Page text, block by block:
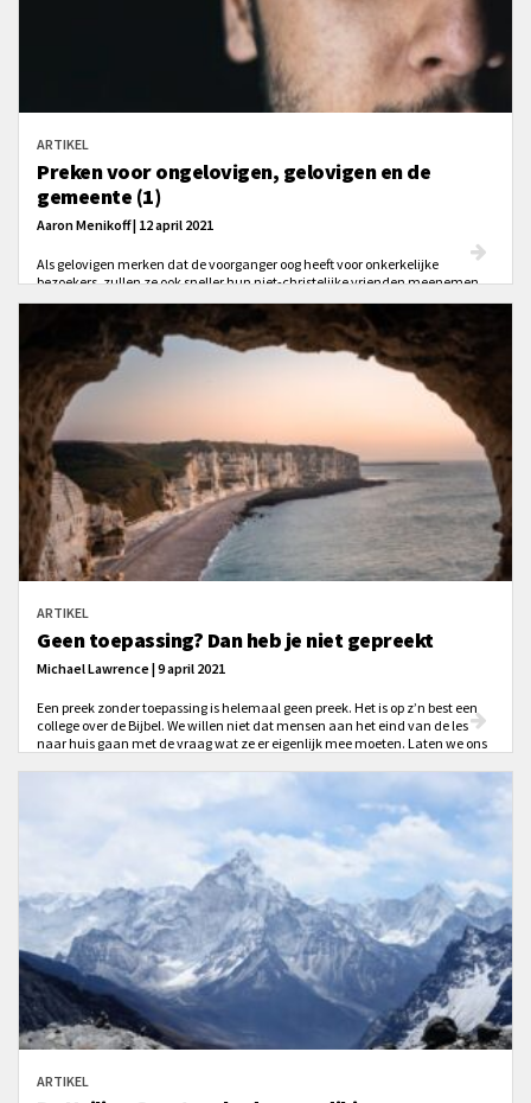
ARTIKEL
Preken voor ongelovigen, gelovigen en de
gemeente (1)
Aaron Menikoff | 12 april 2021
Als gelovigen merken dat de voorganger oog heeft voor onkerkelijke
bezoekers, zullen ze ook sneller hun niet-christelijke vrienden meenemen
ARTIKEL
Geen toepassing? Dan heb je niet gepreekt
Michael Lawrence | 9 april 2021
Een preek zonder toepassing is helemaal geen preek. Het is op z’n best een
college over de Bijbel. We willen niet dat mensen aan het eind van de les
naar huis gaan met de vraag wat ze er eigenlijk mee moeten. Laten we ons
ARTIKEL